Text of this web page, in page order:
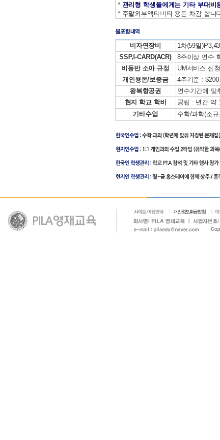
* 관리형 학생들에게는 기타 부대비
* 주말외부액티비티 용돈 차감 합니
비자연장비
1차(59일
SSP,I-CARD(ACR)
8주이상 연수
비동반 소아 규정
UM서비스 신
개인용돈/보증금
4주기준 : $200
왕복항공권
연수기간에
현지 학교 학비
공립 : 년간 약
기타수업
수학/과학(소